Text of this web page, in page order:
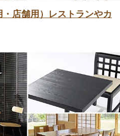
店舗用）レストランやカ